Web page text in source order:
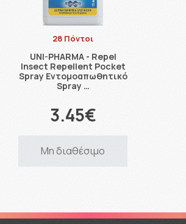
28 Πόντοι
UNI-PHARMA - Repel
Insect Repellent Pocket
Spray Εντομοαπωθητικό
Spray …
3.45€
Μη διαθέσιμο